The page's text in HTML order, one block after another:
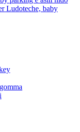
Ludoteche, baby